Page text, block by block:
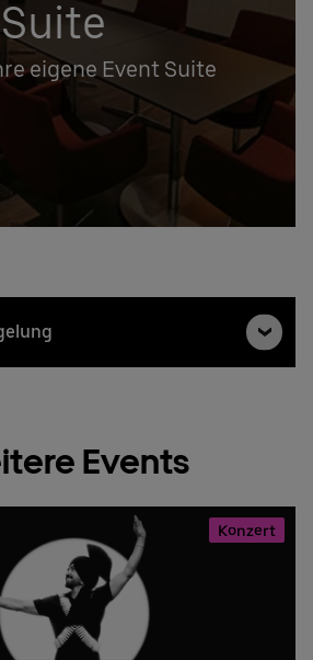
eigene Event Suite
Events
Konzert